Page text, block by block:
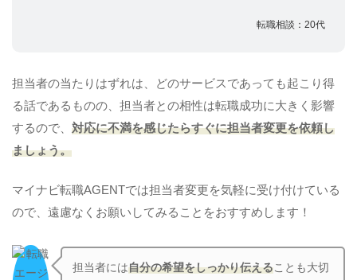
転職相談：20代
担当者の当たりはずれは、どのサービスであっても起こり得
る話であるものの、担当者との相性は転職成功に大きく影響
するので、 対応に不満を感じたらすぐに担当者変更を依頼し
ましょう。
マイナビ転職AGENTでは担当者変更を気軽に受け付けている
ので、遠慮なくお願いしてみることをおすすめします！
担当者には自分の希望をしっかり伝えることも大切